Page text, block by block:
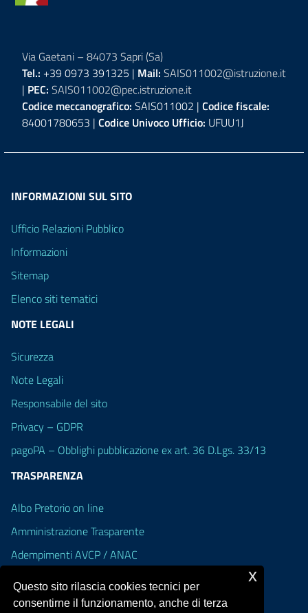
Via Gaetani – 84073 Sapri (Sa)
Tel.: +39 0973 391325 | Mail: SAIS011002@istruzione.it
| PEC: SAIS011002@pec.istruzione.it
Codice meccanografico: SAIS011002 | Codice fiscale:
84001780653 | Codice Univoco Ufficio: UFUU1J
INFORMAZIONI SUL SITO
Ufficio Relazioni Pubblico
Informazioni
Sitemap
Elenco siti tematici
NOTE LEGALI
Sicurezza
Note Legali
Responsabile del sito
Privacy – GDPR
pagoPA – Obblighi pubblicazione ex art. 36 D.Lgs. 33/13
TRASPARENZA
Albo Pretorio on line
Amministrazione Trasparente
Adempimenti AVCP / ANAC
Dichiarazione di accessibilità
Questo sito rilascia cookies tecnici per
consentirne il funzionamento, anche di terza
x